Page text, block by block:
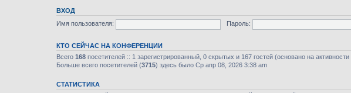
ВХОД
Имя пользователя:
Пароль:
КТО СЕЙЧАС НА КОНФЕРЕНЦИИ
Всего 168 посетителей :: 1 зарегистрированный, 0 скрытых и 167 гостей (основано на
Больше всего посетителей (3715) здесь было Ср апр 08, 2026 3:38 am
СТАТИСТИКА